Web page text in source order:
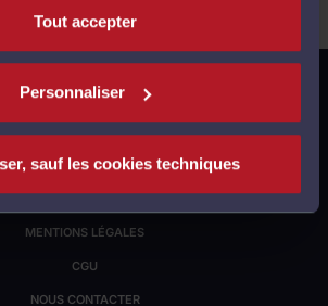
Tout accepter
Personnaliser
sauf les cookies techniques
À NOTRE LETTRE D'INFORMATION
GESTION DES COOKIES
JUSTICE.FR
DE CONFIDENTIALITÉ
MENTIONS LÉGALES
CGU
NOUS CONTACTER